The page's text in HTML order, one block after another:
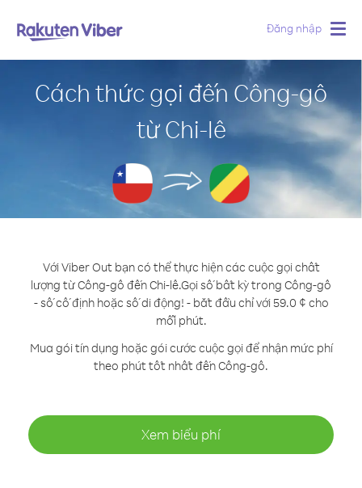
Đăng nhập
Cách thức gọi đến Công-gô
từ Chi-lê
Với Viber Out bạn có thể thực hiện các cuộc gọi chất
lượng từ Công-gô đến Chi-lê.Gọi số bất kỳ trong Công-gô
- số cố định hoặc số di động! - bắt đầu chỉ với 59.0 ¢ cho
mỗi phút.
Mua gói tín dụng hoặc gói cước cuộc gọi để nhận mức phí
theo phút tốt nhất đến Công-gô.
Xem biểu phí